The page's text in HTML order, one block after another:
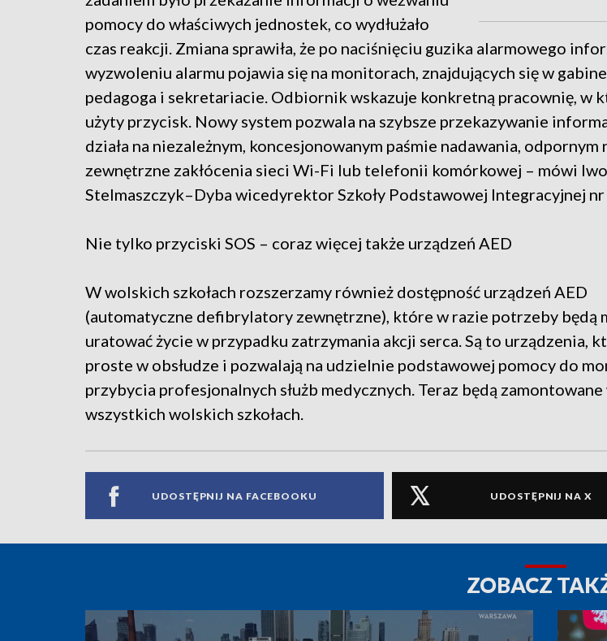
pomocy do właściwych jednostek, co wydłużało
czas reakcji. Zmiana sprawiła, że po naciśnięciu guzika alarmowego
wyzwoleniu alarmu pojawia się na monitorach, znajdujących się w
pedagoga i sekretariacie. Odbiornik wskazuje konkretną pracownię, w
użyty przycisk. Nowy system pozwala na szybsze przekazywanie
działa na niezależnym, koncesjonowanym paśmie nadawania, odpornym
zewnętrzne zakłócenia sieci Wi-Fi lub telefonii komórkowej – mówi
Stelmaszczyk–Dyba wicedyrektor Szkoły Podstawowej Integracyjnej
Nie tylko przyciski SOS – coraz więcej także urządzeń AED
W wolskich szkołach rozszerzamy również dostępność urządzeń AED
(automatyczne defibrylatory zewnętrzne), które w razie potrzeby będą
uratować życie w przypadku zatrzymania akcji serca. Są to urządzenia,
proste w obsłudze i pozwalają na udzielnie podstawowej pomocy do
przybycia profesjonalnych służb medycznych. Teraz będą zamontowane
wszystkich wolskich szkołach.
UDOSTĘPNIJ NA FACEBOOKU UDOSTĘPNIJ NA X
ZOBACZ